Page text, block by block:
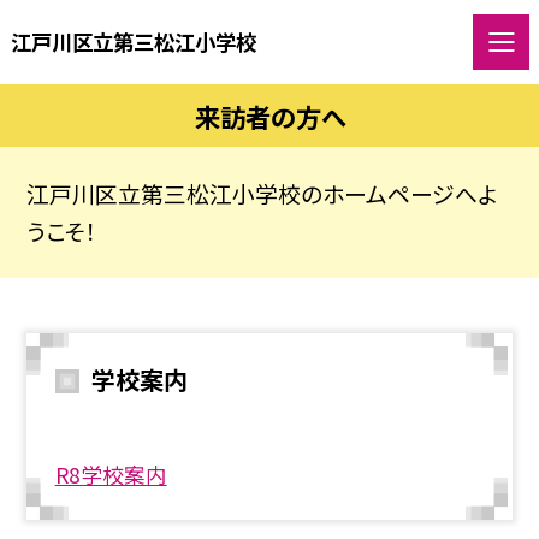
江戸川区立第三松江小学校
来訪者の方へ
江戸川区立第三松江小学校のホームページへよ
うこそ！
学校案内
R8学校案内